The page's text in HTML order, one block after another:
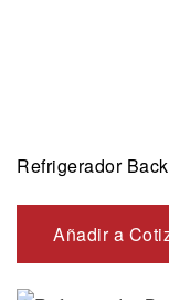
Refrigerador
Añadir a